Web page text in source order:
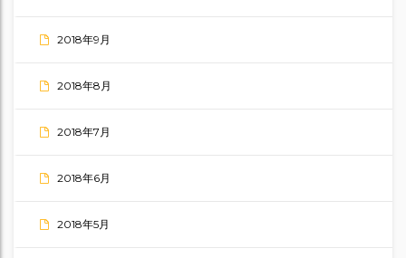
2018年9月
2018年8月
2018年7月
2018年6月
2018年5月